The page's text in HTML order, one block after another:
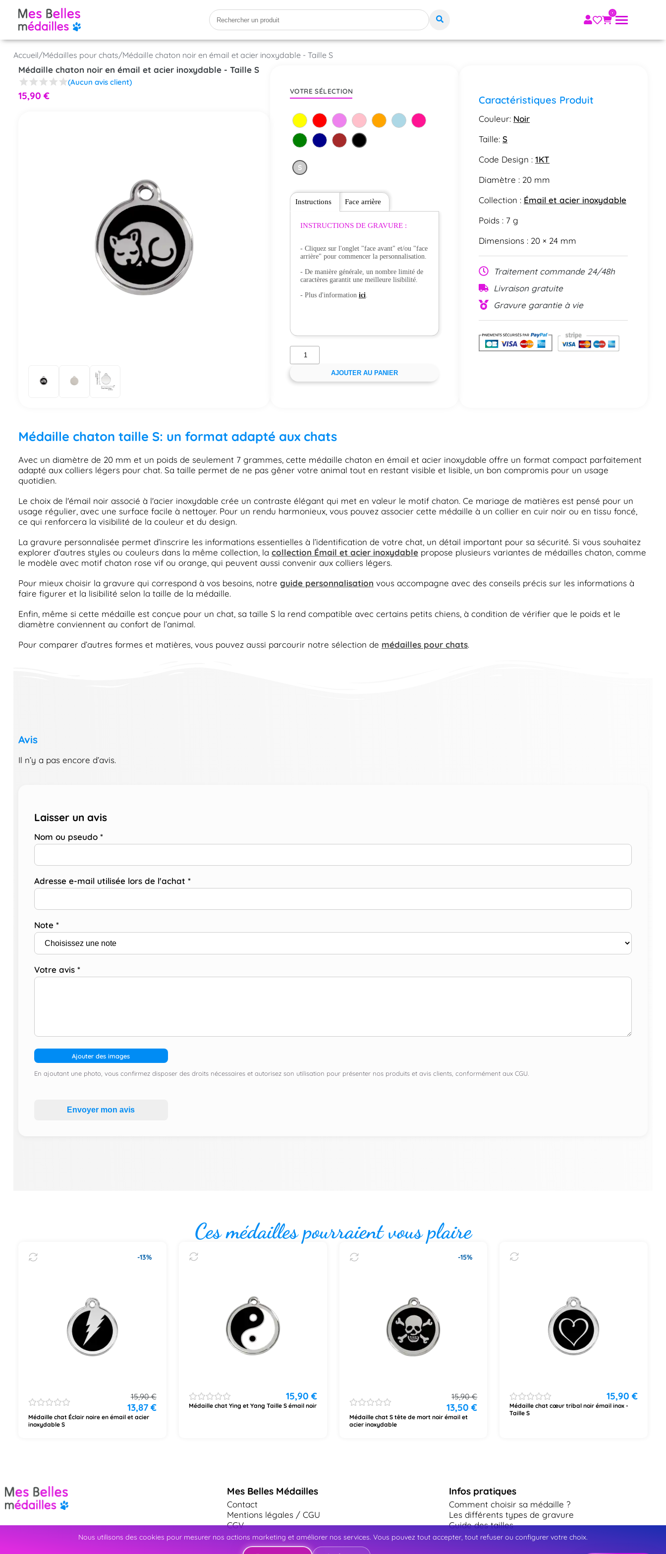
Accueil/Médailles pour chats/Médaille chaton noir en émail et acier inoxydable - Taille S
Médaille chaton noir en émail et acier inoxydable - Taille S
(Aucun avis client)
15,90 € VOTRE SÉLECTION
S
Instructions
INSTRUCTIONS DE GRAVURE :
- Cliquez sur l'onglet "face avant" et/ou "face
arrière" pour commencer la personnalisation.
- De manière générale, un nombre limité de
caractères garantit une meilleure lisibilité.
- Plus d'information ici.
Face arrière
AJOUTER AU PANIER
Caractéristiques Produit
Couleur: Noir
Taille:S
Code Design :1KT
Diamètre : 20 mm
Collection : Émail et acier inoxydable
Poids : 7 g
Dimensions : 20 × 24 mm
Traitement commande 24/48h
Livraison gratuite
Gravure garantie à vie
Médaille chaton taille S: un format adapté aux chats
Avec un diamètre de 20 mm et un poids de seulement 7 grammes, cette médaille chaton en émail et acier inoxydable offre un format compact parfaitement
adapté aux colliers légers pour chat. Sa taille permet de ne pas gêner votre animal tout en restant visible et lisible, un bon compromis pour un usage
quotidien.
Le choix de l'émail noir associé à l'acier inoxydable crée un contraste élégant qui met en valeur le motif chaton. Ce mariage de matières est pensé pour un
usage régulier, avec une surface facile à nettoyer. Pour un rendu harmonieux, vous pouvez associer cette médaille à un collier en cuir noir ou en tissu foncé,
ce qui renforcera la visibilité de la couleur et du design.
La gravure personnalisée permet d’inscrire les informations essentielles à l’identification de votre chat, un détail important pour sa sécurité. Si vous souhaitez
explorer d’autres styles ou couleurs dans la même collection, la collection Émail et acier inoxydablepropose plusieurs variantes de médailles chaton, comme
le modèle avec motif chaton rose vif ou orange, qui peuvent aussi convenir aux colliers légers.
Pour mieux choisir la gravure qui correspond à vos besoins, notre guide personnalisation vous accompagne avec des conseils précis sur les informations à
faire figurer et la lisibilité selon la taille de la médaille.
Enfin, même si cette médaille est conçue pour un chat, sa taille S la rend compatible avec certains petits chiens, à condition de vérifier que le poids et le
diamètre conviennent au confort de l’animal.
Pour comparer d’autres formes et matières, vous pouvez aussi parcourir notre sélection de médailles pour chats.
Avis
Il n’y a pas encore d’avis.
Laisser un avis
Nom ou pseudo *
Adresse e-mail utilisée lors de l'achat *
Note *
Votre avis *
Ajouter des images
En ajoutant une photo, vous confirmez disposer des droits nécessaires et autorisez son utilisation pour présenter nos produits et avis clients, conformément aux CGU.
Envoyer mon avis
Ces médailles pourraient vous plaire
-13%
15,90€
13,87 €
Médaille chat Éclair noire en émail et acier
inoxydable S
15,90 €
Médaille chat Ying et Yang Taille S émail noir
-15%
15,90€
13,50€
Médaille chat S tête de mort noir émail et
acier inoxydable
15,90€
Médaille chat cœur tribal noir émail inox -
Taille S
Mes Belles Médailles
Contact
Mentions légales / CGU
CGV
Infos pratiques
Comment choisir sa médaille ?
Les différents types de gravure
Guide des tailles
Nous utilisons des cookies pour mesurer nos actions marketing et améliorer nos services. Vous pouvez tout accepter, tout refuser ou configurer votre choix.